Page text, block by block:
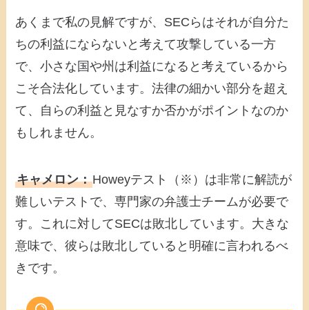
あくまで私の見解ですが、SECらはそれが自分た
ちの利益にならないと考えて攻撃している一方
で、小さな国や州は利益になると考えているから
こそ合法化しています。法律の細かい部分を超え
て、自らの利益と見なすか否かがポイントなのか
もしれません。
キャメロン：Howeyテスト（※）は非常に解読が
難しいテストで、専門家の弁護士チームが必要で
す。これに対してSECは敗北しています。大きな
意味で、彼らは敗北していると明確に言われるべ
きです。